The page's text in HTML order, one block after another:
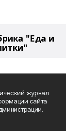
"Еда и
журнал
сайта